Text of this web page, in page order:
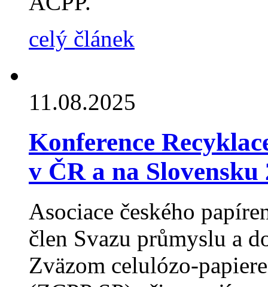
celý článek
11.08.2025
Konference
v ČR a na Slovensku
Asociace českého
člen Svazu průmyslu a
Zväzom celulózo-